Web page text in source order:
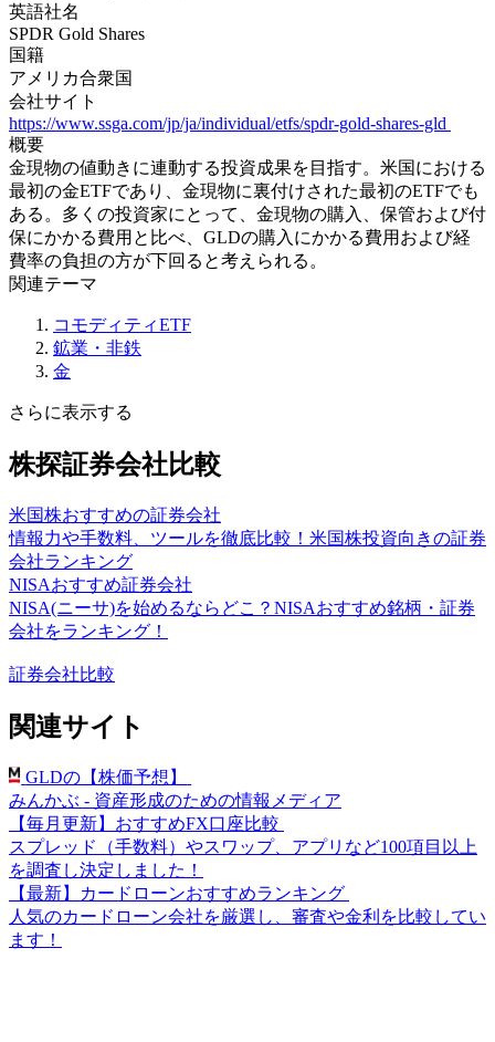
英語社名
SPDR Gold Shares
国籍
アメリカ合衆国
会社サイト
https://www.ssga.com/jp/ja/individual/etfs/spdr-gold-shares-gld
概要
金現物の値動きに連動する投資成果を目指す。米国における
最初の金ETFであり、金現物に裏付けされた最初のETFでも
ある。多くの投資家にとって、金現物の購入、保管および付
保にかかる費用と比べ、GLDの購入にかかる費用および経
費率の負担の方が下回ると考えられる。
関連テーマ
コモディティETF
鉱業・非鉄
金
さらに表示する
株探証券会社比較
米国株おすすめの証券会社
情報力や手数料、ツールを徹底比較！米国株投資向きの証券
会社ランキング
NISAおすすめ証券会社
NISA(ニーサ)を始めるならどこ？NISAおすすめ銘柄・証券
会社をランキング！
証券会社比較
関連サイト
GLDの【株価予想】
みんかぶ - 資産形成のための情報メディア
【毎月更新】おすすめFX口座比較
スプレッド（手数料）やスワップ、アプリなど100項目以上
を調査し決定しました！
【最新】カードローンおすすめランキング
人気のカードローン会社を厳選し、審査や金利を比較してい
ます！